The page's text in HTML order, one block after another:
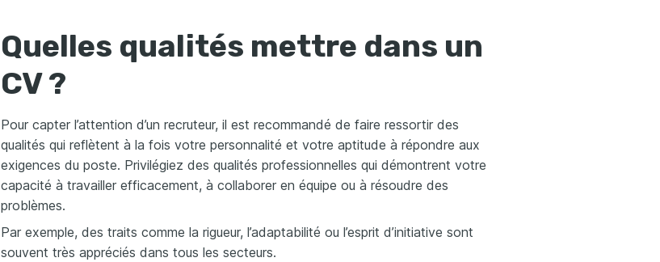
Quelles qualités mettre dans un
CV ?
Pour capter l’attention d’un recruteur, il est recommandé de faire ressortir des
qualités qui reflètent à la fois votre personnalité et votre aptitude à répondre aux
exigences du poste. Privilégiez des qualités professionnelles qui démontrent votre
capacité à travailler efficacement, à collaborer en équipe ou à résoudre des
problèmes.
Par exemple, des traits comme la rigueur, l’adaptabilité ou l’esprit d’initiative sont
souvent très appréciés dans tous les secteurs.